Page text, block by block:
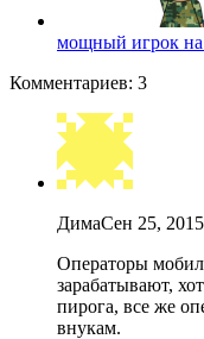
мощный игрок на
Комментариев: 3
ДимаСен 25,
Операторы
зарабатывают,
пирога, все же
внукам.